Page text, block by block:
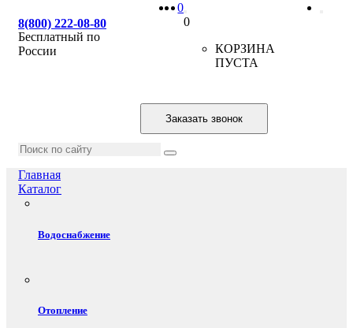
8(800) 222-08-80
Бесплатный по
России
0
0
КОРЗИНА
ПУСТА
Заказать звонок
Главная
Каталог
Водоснабжение
Отопление